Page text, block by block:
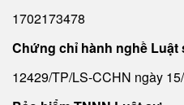
1702173478
Chứng chỉ hành nghề Luật
12429/TP/LS-CCHN ngày